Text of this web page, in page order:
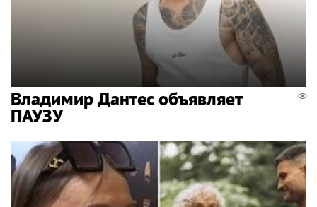
Владимир Дантес объявляет
ПАУЗУ